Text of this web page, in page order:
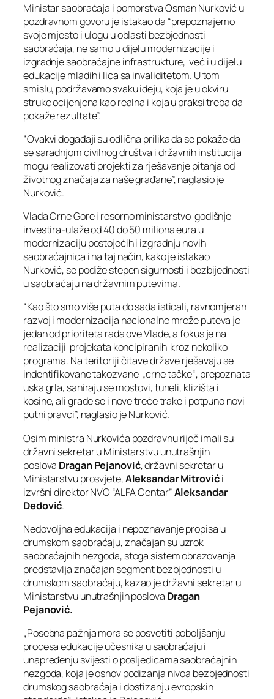
Ministar saobraćaja i pomorstva Osman Nurković u
pozdravnom govoru je istakao da “prepoznajemo
svoje mjesto i ulogu u oblasti bezbjednosti
saobraćaja, ne samo u dijelu modernizacije i
izgradnje saobraćajne infrastrukture, već i u dijelu
edukacije mladih i lica sa invaliditetom. U tom
smislu, podržavamo svaku ideju, koja je u okviru
struke ocijenjena kao realna i koja u praksi treba da
pokaže rezultate”.
“Ovakvi događaji su odlična prilika da se pokaže da
se saradnjom civilnog društva i državnih institucija
mogu realizovati projekti za rješavanje pitanja od
životnog značaja za naše građane”, naglasio je
Nurković.
Vlada Crne Gore i resorno ministarstvo godišnje
investira-ulaže od 40 do 50 miliona eura u
modernizaciju postojećih i izgradnju novih
saobraćajnica i na taj način, kako je istakao
Nurković, se podiže stepen sigurnosti i bezbijednosti
u saobraćaju na državnim putevima.
“Kao što smo više puta do sada isticali, ravnomjeran
razvoj i modernizacija nacionalne mreže puteva je
jedan od prioriteta rada ove Vlade, a fokus je na
realizaciji projekata koncipiranih kroz nekoliko
programa. Na teritoriji čitave države rješavaju se
indentifikovane takozvane „crne tačke“, prepoznata
uska grla, saniraju se mostovi, tuneli, klizišta i
kosine, ali grade se i nove treće trake i potpuno novi
putni pravci”, naglasio je Nurković.
Osim ministra Nurkovića pozdravnu riječ imali su:
državni sekretar u Ministarstvu unutrašnjih
poslova Dragan Pejanović, državni sekretar u
Ministarstvu prosvjete,Aleksandar Mitrovići
izvršni direktor NVO “ALFA Centar”Aleksandar
Dedović.
Nedovoljna edukacija i nepoznavanje propisa u
drumskom saobraćaju, značajan su uzrok
saobraćajnih nezgoda, stoga sistem obrazovanja
predstavlja značajan segment bezbjednosti u
drumskom saobraćaju, kazao je državni sekretar u
Ministarstvu unutrašnjih poslova Dragan
Pejanović.
„Posebna pažnja mora se posvetiti poboljšanju
procesa edukacije učesnika u saobraćaju i
unapređenju svijesti o posljedicama saobraćajnih
nezgoda, koja je osnov podizanja nivoa bezbjednosti
drumskog saobraćaja i dostizanju evropskih